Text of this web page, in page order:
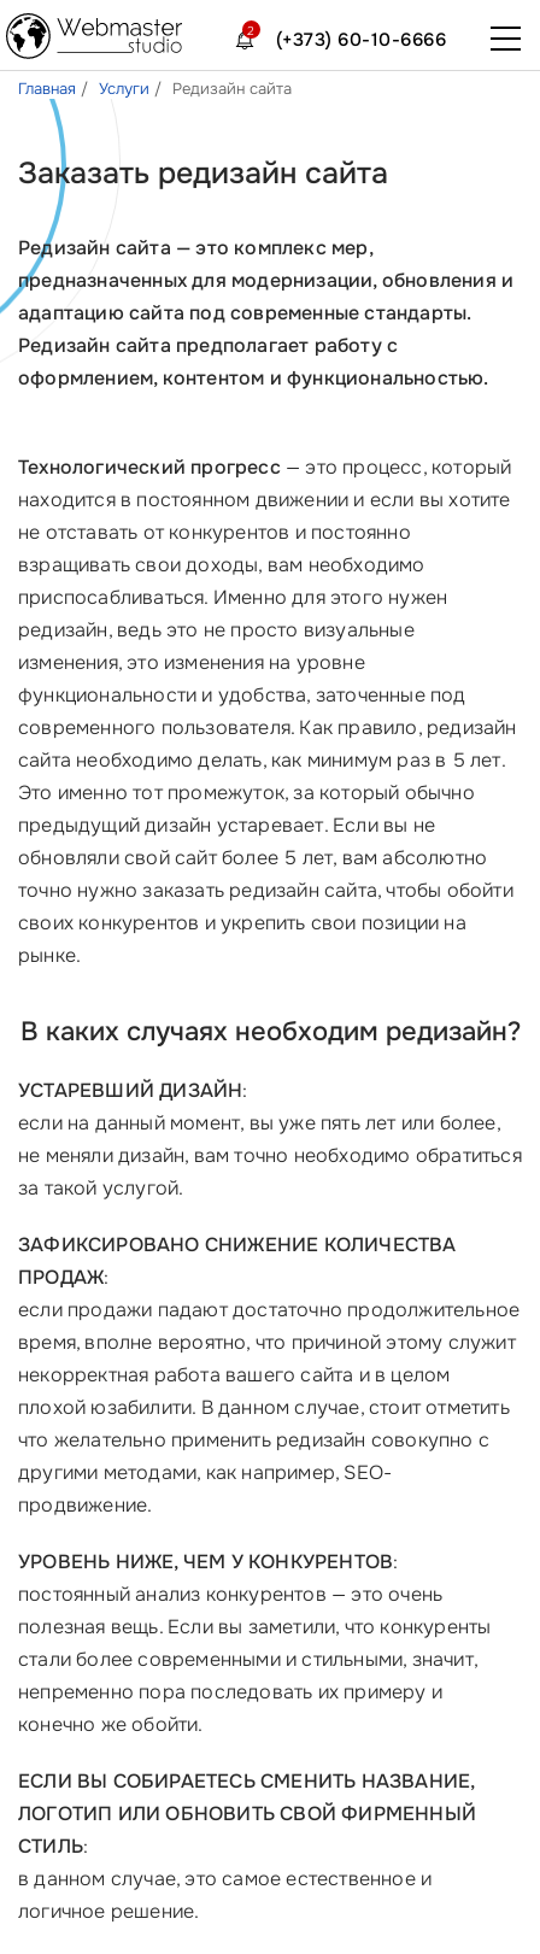
(+373) 60-10-6666
2
Главная Услуги Редизайн сайта
Заказать редизайн сайта
Редизайн сайта — это комплекс мер,
предназначенных для модернизации, обновления и
адаптацию сайта под современные стандарты.
Редизайн сайта предполагает работу с
оформлением, контентом и функциональностью.
Технологический прогресс— это процесс, который
находится в постоянном движении и если вы хотите
не отставать от конкурентов и постоянно
взращивать свои доходы, вам необходимо
приспосабливаться. Именно для этого нужен
редизайн, ведь это не просто визуальные
изменения, это изменения на уровне
функциональности и удобства, заточенные под
современного пользователя. Как правило, редизайн
сайта необходимо делать, как минимум раз в 5 лет.
Это именно тот промежуток, за который обычно
предыдущий дизайн устаревает. Если вы не
обновляли свой сайт более 5 лет, вам абсолютно
точно нужно заказать редизайн сайта, чтобы обойти
своих конкурентов и укрепить свои позиции на
рынке.
В каких случаях необходим редизайн?
УСТАРЕВШИЙ ДИЗАЙН:
если на данный момент, вы уже пять лет или более,
не меняли дизайн, вам точно необходимо обратиться
за такой услугой.
ЗАФИКСИРОВАНО СНИЖЕНИЕ КОЛИЧЕСТВА
ПРОДАЖ:
если продажи падают достаточно продолжительное
время, вполне вероятно, что причиной этому служит
некорректная работа вашего сайта и в целом
плохой юзабилити. В данном случае, стоит отметить
что желательно применить редизайн совокупно с
другими методами, как например, SEO-
продвижение.
УРОВЕНЬ НИЖЕ, ЧЕМ У КОНКУРЕНТОВ:
постоянный анализ конкурентов — это очень
полезная вещь. Если вы заметили, что конкуренты
стали более современными и стильными, значит,
непременно пора последовать их примеру и
конечно же обойти.
ЕСЛИ ВЫ СОБИРАЕТЕСЬ СМЕНИТЬ НАЗВАНИЕ,
ЛОГОТИП ИЛИ ОБНОВИТЬ СВОЙ ФИРМЕННЫЙ
СТИЛЬ:
в данном случае, это самое естественное и
логичное решение.